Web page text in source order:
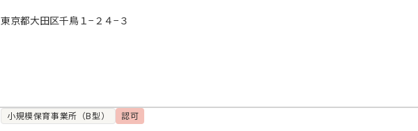
東京都大田区千鳥１−２４−３
小規模保育事業所（B型） 認可